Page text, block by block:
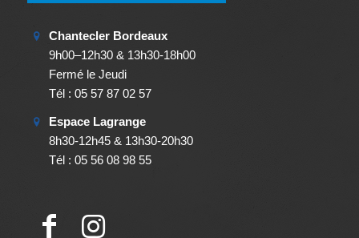
Chantecler Bordeaux
9h00–12h30 & 13h30-18h00
Fermé le Jeudi
Tél : 05 57 87 02 57
Espace Lagrange
8h30-12h45 & 13h30-20h30
Tél : 05 56 08 98 55